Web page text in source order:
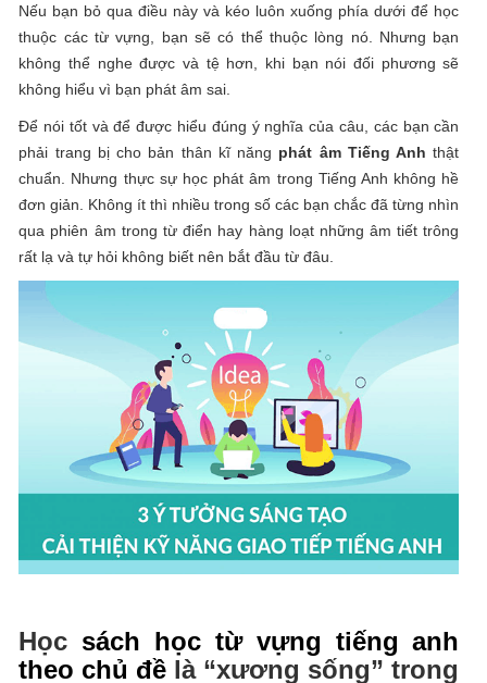
Nếu bạn bỏ qua điều này và kéo luôn xuống phía dưới để học
thuộc các từ vựng, bạn sẽ có thể thuộc lòng nó. Nhưng bạn
không thể nghe được và tệ hơn, khi bạn nói đối phương sẽ
không hiểu vì bạn phát âm sai.
Để nói tốt và để được hiểu đúng ý nghĩa của câu, các bạn cần
phải trang bị cho bản thân kĩ năng phát âm Tiếng Anh thật
chuẩn. Nhưng thực sự học phát âm trong Tiếng Anh không hề
đơn giản. Không ít thì nhiều trong số các bạn chắc đã từng nhìn
qua phiên âm trong từ điển hay hàng loạt những âm tiết trông
rất lạ và tự hỏi không biết nên bắt đầu từ đâu.
Học sách học từ vựng tiếng anh
theo chủ đề là “xương sống” trong